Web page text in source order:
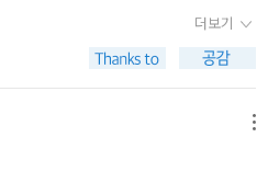
입니다. 곽차섭 역, 김경희 외 역, 박
합니다.하나는 레오 스트라우스의 <
에게서 많은 영향을 받은 하비 맨스
다. 스트라우스의 책에 대해서는 맨
들을 구출한 선장과 그 아이 중 한
당시 신체적으로나 정신적으로나
다.'네, 읽었어요. 하지만 실제 일
쩌면 이 말이 이 책의 전체 주제일
<이해에 방해가 되는 패러다임
기념비적 논문.823 정책이
직면하게 된다. “남미 곳곳에서 국
는” 상황이었으므로, 이 현실을 조금
긍정적인 부수효과들에만 강조점
시대에는 에트루리아가 세력을 떨
에서 가장 강대한 도시국가였던
마의 지배하에 들어가고 말지요. 피
'라는 이름이 따라붙습니다. 마키
정신이 바야흐로 '중세의 미망'에서
마가 멸망하고 난 이후, 아우구스
더보기